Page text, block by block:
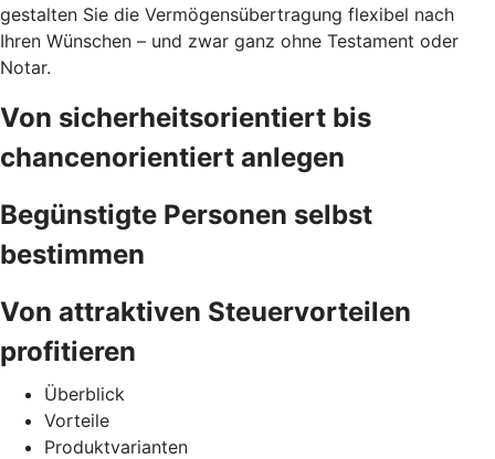
gestalten Sie die Vermögensübertragung flexibel nach
Ihren Wünschen – und zwar ganz ohne Testament oder
Notar.
Von sicherheitsorientiert bis
chancenorientiert anlegen
Begünstigte Personen selbst
bestimmen
Von attraktiven Steuervorteilen
profitieren
Überblick
Vorteile
Produktvarianten